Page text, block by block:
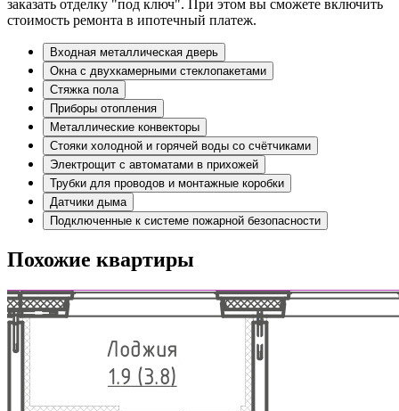
заказать отделку "под ключ". При этом вы сможете включить
стоимость ремонта в ипотечный платеж.
Входная металлическая дверь
Окна с двухкамерными стеклопакетами
Стяжка пола
Приборы отопления
Металлические конвекторы
Стояки холодной и горячей воды со счётчиками
Электрощит с автоматами в прихожей
Трубки для проводов и монтажные коробки
Датчики дыма
Подключенные к системе пожарной безопасности
Похожие квартиры